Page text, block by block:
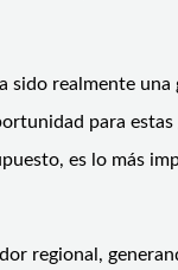
realmente
para
es lo más
regional,